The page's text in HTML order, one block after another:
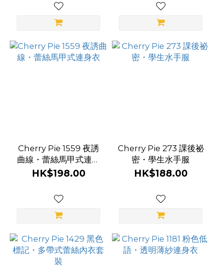
Cherry Pie 1559 夜誘
曲線・蕾絲馬甲式連身
衣
HK$198.00
Cherry Pie 273 課後祕
密・學生水手服
HK$188.00